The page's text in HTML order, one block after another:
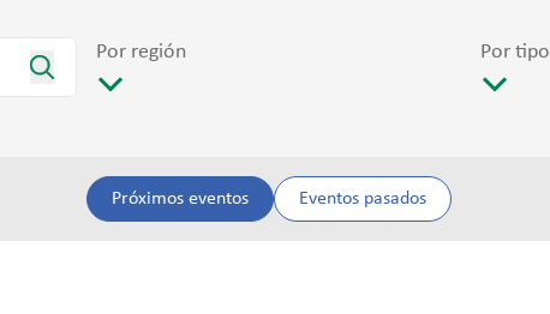
Por región Por tipo
Próximos eventos Eventos pasados